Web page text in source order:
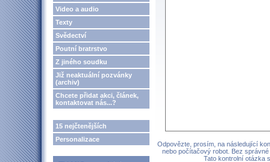
Video a audio
Texty
Svědectví
Poutní bratrstvo
Z jiného soudku
Již neaktuální pozvánky
(archiv)
Chcete přidat akci, článek,
kontaktovat nás...?
15 nejčtenějších
Personalizace
Odpovězte, prosím, na následující
nebo počítačový robot. Bez
Tato kontrolní otázka